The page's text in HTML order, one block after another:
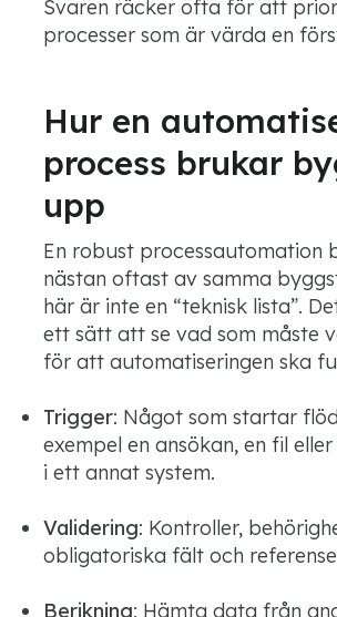
Svaren räcker ofta för att
processer som är värda en
Hur en
process brukar
upp
En robust processautomation
nästan oftast av samma
här är inte en “teknisk lista”.
ett sätt att se vad som måste
för att automatiseringen ska
Trigger: Något som startar
exempel en ansökan, en fil eller
i ett annat system.
Validering: Kontroller,
obligatoriska fält och
Berikning: Hämta data från